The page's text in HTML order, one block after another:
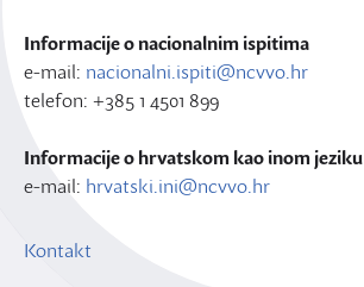
Informacije o nacionalnim ispitima
e-mail: nacionalni.ispiti@ncvvo.hr
telefon: +385 1 4501 899
Informacije o hrvatskom kao inom jeziku
e-mail: hrvatski.ini@ncvvo.hr
Kontakt